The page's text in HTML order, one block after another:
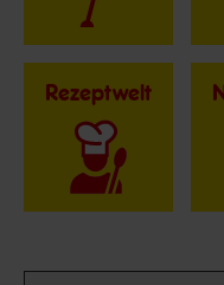
Rezeptwelt